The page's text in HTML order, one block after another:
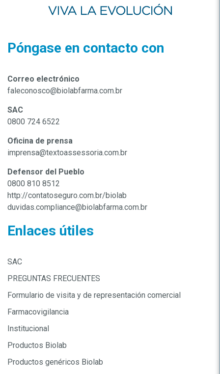
Póngase en contacto con
Correo electrónico
faleconosco@biolabfarma.com.br
SAC
0800 724 6522
Oficina de prensa
imprensa@textoassessoria.com.br
Defensor del Pueblo
0800 810 8512
http://contatoseguro.com.br/biolab
duvidas.compliance@biolabfarma.com.br
Enlaces útiles
SAC
PREGUNTAS FRECUENTES
Formulario de visita y de representación comercial
Farmacovigilancia
Institucional
Productos Biolab
Productos genéricos Biolab